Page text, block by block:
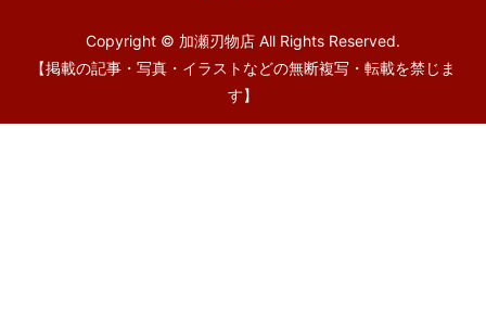
Copyright © 加瀬刃物店 All Rights Reserved.
【掲載の記事・写真・イラストなどの無断複写・転載を禁じま
す】